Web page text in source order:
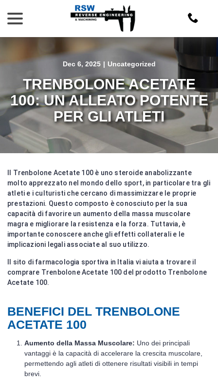
Content
Dec 6, 2025 | Uncategorized
TRENBOLONE ACETATE
100: UN ALLEATO POTENTE
PER GLI ATLETI
Il Trenbolone Acetate 100 è uno steroide anabolizzante
molto apprezzato nel mondo dello sport, in particolare tra gli
atleti e i culturisti che cercano di massimizzare le proprie
prestazioni. Questo composto è conosciuto per la sua
capacità di favorire un aumento della massa muscolare
magra e migliorare la resistenza e la forza. Tuttavia, è
importante conoscere anche gli effetti collaterali e le
implicazioni legali associate al suo utilizzo.
Il sito di farmacologia sportiva in Italia vi aiuta a trovare il
comprare Trenbolone Acetate 100 del prodotto Trenbolone
Acetate 100.
BENEFICI DEL TRENBOLONE
ACETATE 100
Aumento della Massa Muscolare: Uno dei principali
vantaggi è la capacità di accelerare la crescita muscolare,
permettendo agli atleti di ottenere risultati visibili in tempi
brevi.